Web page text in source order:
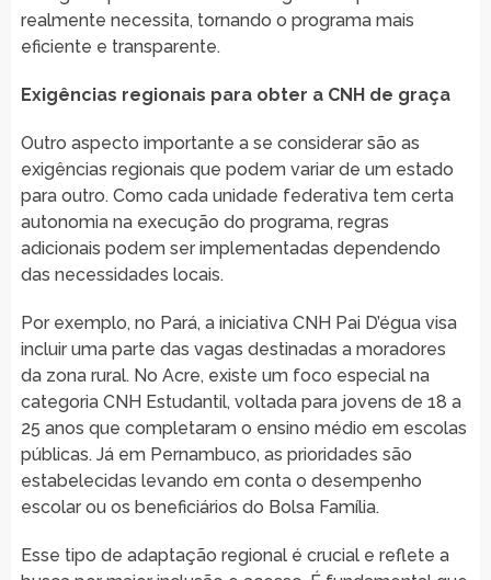
realmente necessita, tornando o programa mais
eficiente e transparente.
Exigências regionais para obter a CNH de graça
Outro aspecto importante a se considerar são as
exigências regionais que podem variar de um estado
para outro. Como cada unidade federativa tem certa
autonomia na execução do programa, regras
adicionais podem ser implementadas dependendo
das necessidades locais.
Por exemplo, no Pará, a iniciativa CNH Pai D’égua visa
incluir uma parte das vagas destinadas a moradores
da zona rural. No Acre, existe um foco especial na
categoria CNH Estudantil, voltada para jovens de 18 a
25 anos que completaram o ensino médio em escolas
públicas. Já em Pernambuco, as prioridades são
estabelecidas levando em conta o desempenho
escolar ou os beneficiários do Bolsa Família.
Esse tipo de adaptação regional é crucial e reflete a